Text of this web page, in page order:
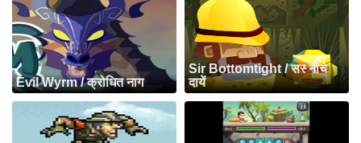
Evil Wyrm / क्रोधित नाग
Sir Bottomtight / सर नीचे
दायें